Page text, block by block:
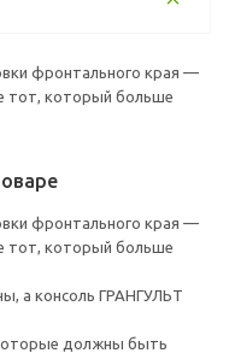
фронтального края —
тот, который больше
фронтального края —
тот, который больше
а консоль ГРАНГУЛЬТ
должны быть